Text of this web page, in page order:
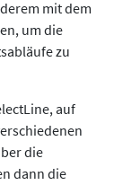
mit dem
um die
zu
auf
die
dann die